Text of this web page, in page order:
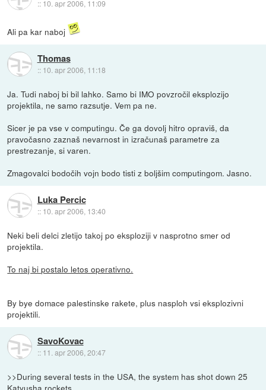
:: 10. apr 2006, 11:09
Ali pa kar naboj
Thomas
:: 10. apr 2006, 11:18
Ja. Tudi naboj bi bil lahko. Samo bi IMO povzročil eksplozijo
projektila, ne samo razsutje. Vem pa ne.
Sicer je pa vse v computingu. Če ga dovolj hitro opraviš, da
pravočasno zaznaš nevarnost in izračunaš parametre za
prestrezanje, si varen.
Zmagovalci bodočih vojn bodo tisti z boljšim computingom. Jasno.
Luka Percic
:: 10. apr 2006, 13:40
Neki beli delci zletijo takoj po eksploziji v nasprotno smer od
projektila.
To naj bi postalo letos operativno.
By bye domace palestinske rakete, plus nasploh vsi eksplozivni
projektili.
SavoKovac
:: 11. apr 2006, 20:47
>>During several tests in the USA, the system has shot down 25
Katyusha rockets,